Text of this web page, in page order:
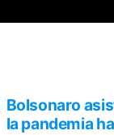
Bolsonaro
la pandemia